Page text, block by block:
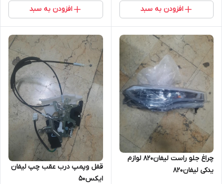
افزودن به سبد افزودن به سبد
چراغ جلو راست لیفان۸۲۰ لوازم
یدکی لیفان۸۲۰
قفل وپمپ درب عقب چپ لیفان
ایکس۵۰